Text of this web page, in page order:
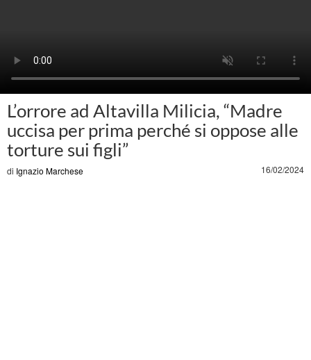
L’orrore ad Altavilla Milicia, “Madre
uccisa per prima perché si oppose alle
torture sui figli”
di Ignazio Marchese 16/02/2024